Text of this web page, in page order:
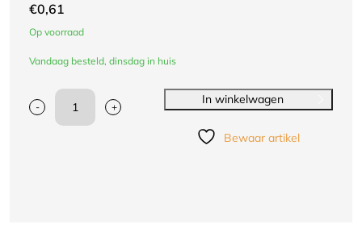
€0,61
Op voorraad
Vandaag besteld, dinsdag in huis
-
Starpro
+
In winkelwagen
Bewaar artikel